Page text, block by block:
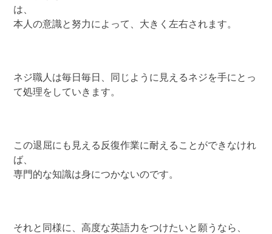
は、
本人の意識と努力によって、大きく左右されます。
ネジ職人は毎日毎日、同じように見えるネジを手にとっ
て処理をしていきます。
この退屈にも見える反復作業に耐えることができなけれ
ば、
専門的な知識は身につかないのです。
それと同様に、高度な英語力をつけたいと願うなら、